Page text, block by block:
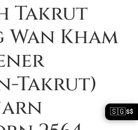
Takrut
Wan Kham
Takrut)
🇸🇬S$